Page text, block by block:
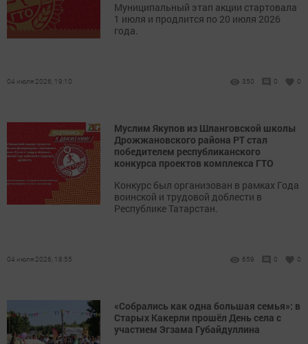
Муниципальный этап акции стартовала
1 июля и продлится по 20 июля 2026
года.
04 июля 2026, 19:10 350 0 0
Муслим Якупов из Шланговской школы
Дрожжановского района РТ стал
победителем республиканского
конкурса проектов комплекса ГТО
Конкурс был организован в рамках Года
воинской и трудовой доблести в
Республике Татарстан.
04 июля 2026, 18:55 659 0 0
«Собрались как одна большая семья»: в
Старых Какерли прошёл День села с
участием Эгзама Губайдуллина